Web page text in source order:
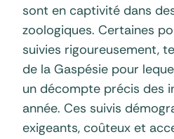
sont en captivité dans
zoologiques. Certaines
suivies rigoureusement,
de la Gaspésie pour
un décompte précis des
année. Ces suivis
exigeants, coûteux et